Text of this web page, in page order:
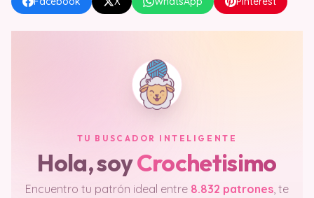
TU BUSCADOR INTELIGENTE
Hola, soyCrochetisimo
Encuentro tu patrón ideal entre 8.832 patrones, te